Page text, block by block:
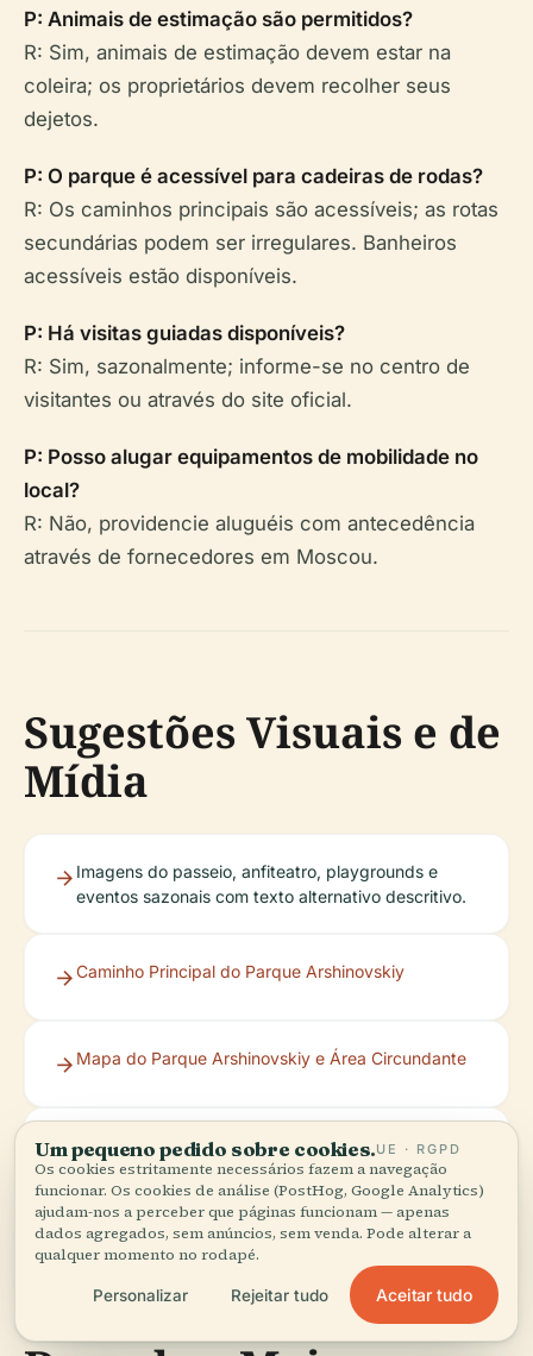
P: Animais de estimação são permitidos?
R: Sim, animais de estimação devem estar na
coleira; os proprietários devem recolher seus
dejetos.
P: O parque é acessível para cadeiras de rodas?
R: Os caminhos principais são acessíveis; as rotas
secundárias podem ser irregulares. Banheiros
acessíveis estão disponíveis.
P: Há visitas guiadas disponíveis?
R: Sim, sazonalmente; informe-se no centro de
visitantes ou através do site oficial.
P: Posso alugar equipamentos de mobilidade no
local?
R: Não, providencie aluguéis com antecedência
através de fornecedores em Moscou.
Sugestões Visuais e de
Mídia
Imagens do passeio, anfiteatro, playgrounds e
eventos sazonais com texto alternativo descritivo.
Caminho Principal do Parque Arshinovskiy
Mapa do Parque Arshinovskiy e Área Circundante
Tour
virtual:
Tours Virtuais pelos Parques de
Moscou
Um pequeno pedido sobre cookies.UE · RGPD
Os cookies estritamente necessários fazem a navegação
funcionar. Os cookies de análise (PostHog, Google Analytics)
ajudam-nos a perceber que páginas funcionam — apenas
dados agregados, sem anúncios, sem venda. Pode alterar a
qualquer momento no rodapé.
Personalizar Rejeitar tudo Aceitar tudo